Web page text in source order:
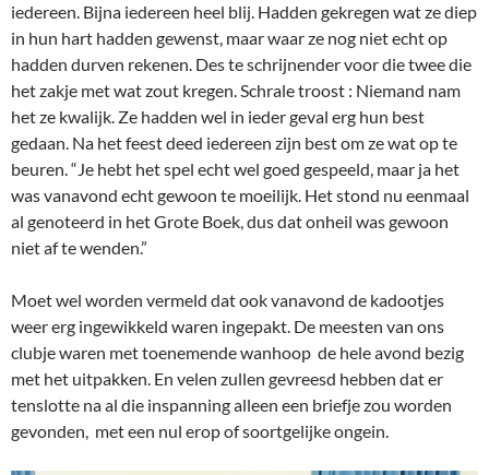
iedereen. Bijna iedereen heel blij. Hadden gekregen wat ze diep
in hun hart hadden gewenst, maar waar ze nog niet echt op
hadden durven rekenen. Des te schrijnender voor die twee die
het zakje met wat zout kregen. Schrale troost : Niemand nam
het ze kwalijk. Ze hadden wel in ieder geval erg hun best
gedaan. Na het feest deed iedereen zijn best om ze wat op te
beuren. “Je hebt het spel echt wel goed gespeeld, maar ja het
was vanavond echt gewoon te moeilijk. Het stond nu eenmaal
al genoteerd in het Grote Boek, dus dat onheil was gewoon
niet af te wenden.”
Moet wel worden vermeld dat ook vanavond de kadootjes
weer erg ingewikkeld waren ingepakt. De meesten van ons
clubje waren met toenemende wanhoop de hele avond bezig
met het uitpakken. En velen zullen gevreesd hebben dat er
tenslotte na al die inspanning alleen een briefje zou worden
gevonden, met een nul erop of soortgelijke ongein.